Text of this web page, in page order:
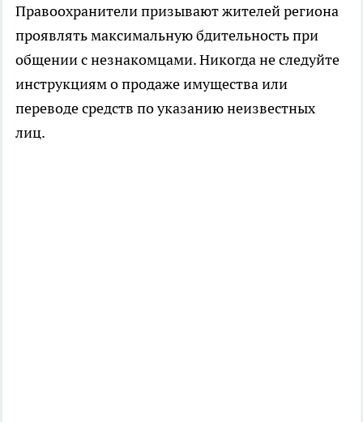
Правоохранители призывают жителей региона
проявлять максимальную бдительность при
общении с незнакомцами. Никогда не следуйте
инструкциям о продаже имущества или
переводе средств по указанию неизвестных
лиц.